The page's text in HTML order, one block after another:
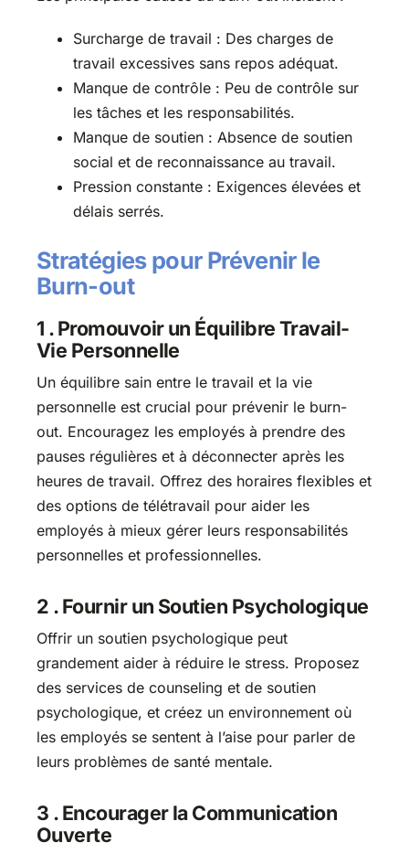
Surcharge de travail : Des charges de
travail excessives sans repos adéquat.
Manque de contrôle : Peu de contrôle sur
les tâches et les responsabilités.
Manque de soutien : Absence de soutien
social et de reconnaissance au travail.
Pression constante : Exigences élevées et
délais serrés.
Stratégies pour Prévenir le
Burn-out
1 . Promouvoir un Équilibre Travail-
Vie Personnelle
Un équilibre sain entre le travail et la vie
personnelle est crucial pour prévenir le burn-
out. Encouragez les employés à prendre des
pauses régulières et à déconnecter après les
heures de travail. Offrez des horaires flexibles et
des options de télétravail pour aider les
employés à mieux gérer leurs responsabilités
personnelles et professionnelles.
2 . Fournir un Soutien Psychologique
Offrir un soutien psychologique peut
grandement aider à réduire le stress. Proposez
des services de counseling et de soutien
psychologique, et créez un environnement où
les employés se sentent à l’aise pour parler de
leurs problèmes de santé mentale.
3 . Encourager la Communication
Ouverte